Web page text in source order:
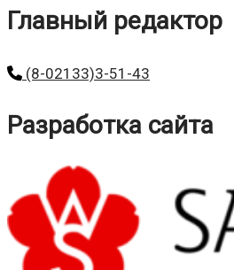
Главный редактор
(8-02133)3-51-43
Разработка сайта